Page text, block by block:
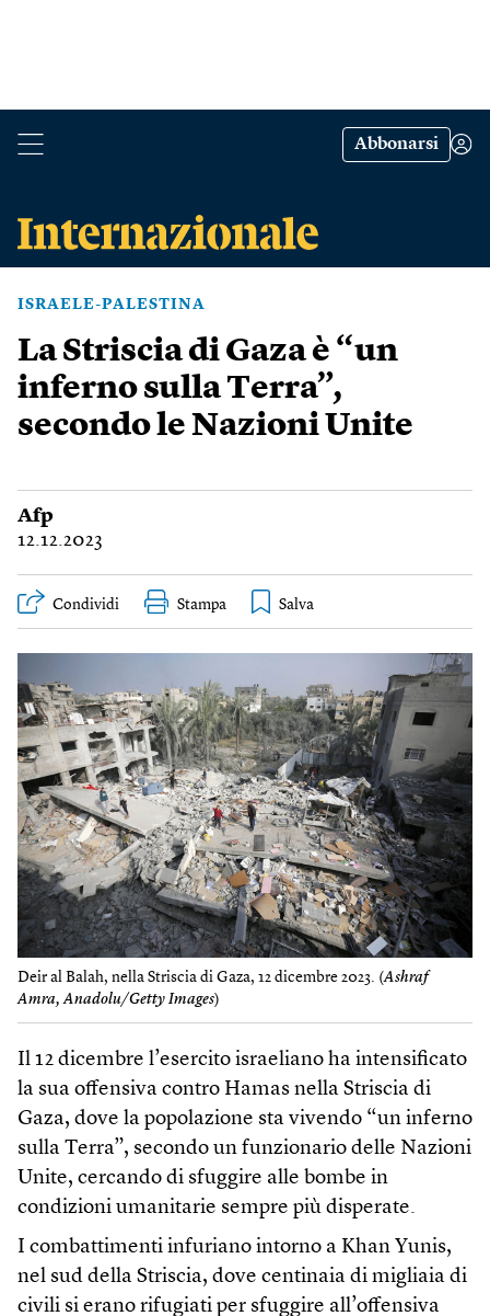
Abbonarsi
ISRAELE-PALESTINA
La Striscia di Gaza è “un
inferno sulla Terra”,
secondo le Nazioni Unite
Afp
12.12.2023
Condividi Stampa
Deir al Balah, nella Striscia di Gaza, 12 dicembre 2023. (Ashraf
Amra, Anadolu/Getty Images)
Il 12 dicembre l’esercito israeliano ha intensificato
la sua offensiva contro Hamas nella Striscia di
Gaza, dove la popolazione sta vivendo “un inferno
sulla Terra”, secondo un funzionario delle Nazioni
Unite, cercando di sfuggire alle bombe in
condizioni umanitarie sempre più disperate.
I combattimenti infuriano intorno a Khan Yunis,
nel sud della Striscia, dove centinaia di migliaia di
civili si erano rifugiati per sfuggire all’offensiva